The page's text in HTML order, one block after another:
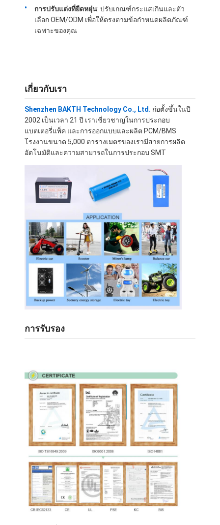
เกี่ยวกับเรา
ทัวร์โรงงาน
กรณี
พูดคุยกันตอนนี้
ชุดแบตเตอรี่ลิเธียมไอออน
แพ็คแบตเตอรี่ ลี โพลีเมอร์
แบตเตอรี่ ไลฟ์โป4
แบตเตอรี่รอบลึก
บีเอ็มเอส พีซีบี พีซีเอ็ม
ชุดแบตเตอรี่แบบกำหนดเอง
แบตเตอรี่ Li-ion ที่สามารถชาร์จใหม่ได้
เครื่องชาร์จแบตเตอรี่ลิเธียมไอออน
การปรับแต่งที่ยืดหยุ่น: ปรับเกณฑ์กระแสเกินและตัว
เลือก OEM/ODM เพื่อให้ตรงตามข้อกำหนดผลิตภัณฑ์
เฉพาะของคุณ
เกี่ยวกับเรา
Shenzhen BAKTH Technology Co., Ltd. ก่อตั้งขึ้นในปี
2002 เป็นเวลา 21 ปี เราเชี่ยวชาญในการประกอบ
แบตเตอรี่แพ็ค และการออกแบบและผลิต PCM/BMS
โรงงานขนาด 5,000 ตารางเมตรของเรามีสายการผลิต
อัตโนมัติและความสามารถในการประกอบ SMT
การรับรอง